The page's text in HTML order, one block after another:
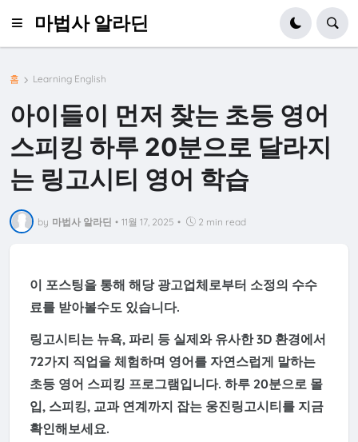
마법사 알라딘
홈 Learning English
아이들이 먼저 찾는 초등 영어
스피킹 하루 20분으로 달라지
는 링고시티 영어 학습
by 마법사 알라딘 • 11월 17, 2025 • 2 min read
이 포스팅을 통해 해당 광고업체로부터 소정의 수수
료를 받아볼수도 있습니다.
링고시티는 뉴욕, 파리 등 실제와 유사한 3D 환경에서
72가지 직업을 체험하며 영어를 자연스럽게 말하는
초등 영어 스피킹 프로그램입니다. 하루 20분으로 몰
입, 스피킹, 교과 연계까지 잡는 웅진링고시티를 지금
확인해보세요.